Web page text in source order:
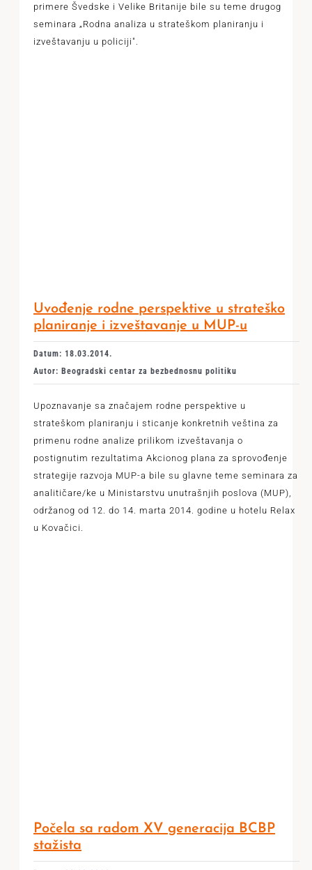
primere Švedske i Velike Britanije bile su teme drugog
seminara „Rodna analiza u strateškom planiranju i
izveštavanju u policiji".
Uvođenje rodne perspektive u strateško
planiranje i izveštavanje u MUP-u
Datum: 18.03.2014.
Autor: Beogradski centar za bezbednosnu politiku
Upoznavanje sa značajem rodne perspektive u
strateškom planiranju i sticanje konkretnih veština za
primenu rodne analize prilikom izveštavanja o
postignutim rezultatima Akcionog plana za sprovođenje
strategije razvoja MUP-a bile su glavne teme seminara za
analitičare/ke u Ministarstvu unutrašnjih poslova (MUP),
održanog od 12. do 14. marta 2014. godine u hotelu Relax
u Kovačici.
Počela sa radom XV generacija BCBP
stažista